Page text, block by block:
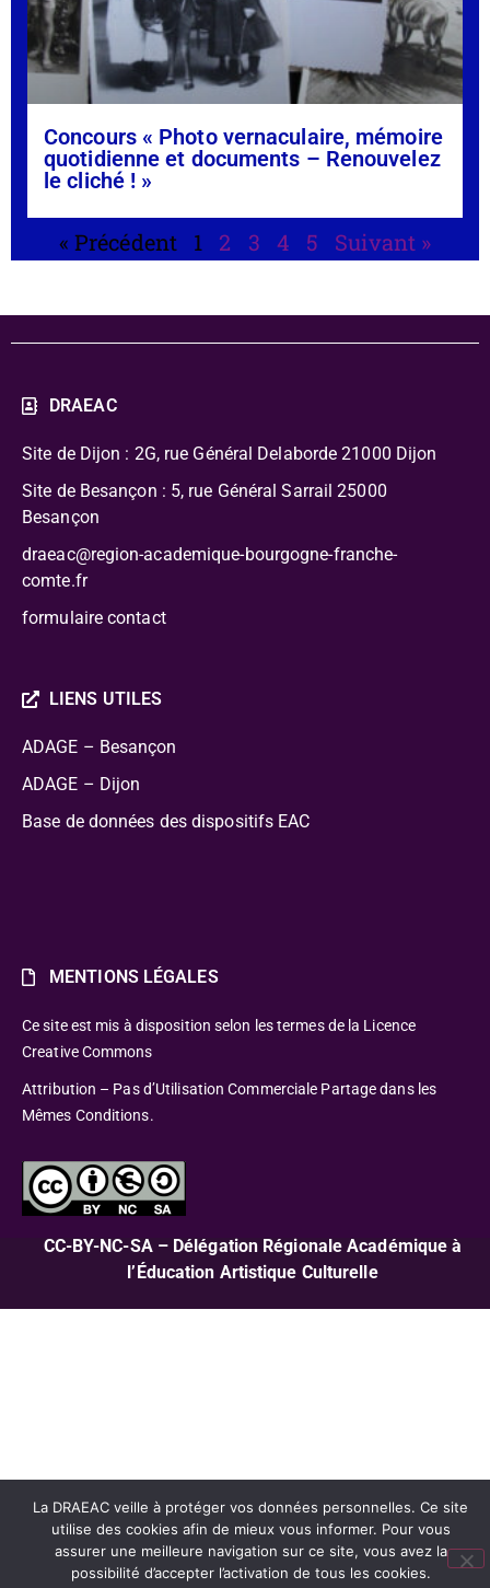
Concours « Photo vernaculaire, mémoire
quotidienne et documents – Renouvelez
le cliché ! »
« Précédent 1 2 3 4 5 Suivant »
DRAEAC
Site de Dijon : 2G, rue Général Delaborde 21000 Dijon
Site de Besançon : 5, rue Général Sarrail 25000
Besançon
draeac@region-academique-bourgogne-franche-
comte.fr
formulaire contact
LIENS UTILES
ADAGE – Besançon
ADAGE – Dijon
Base de données des dispositifs EAC
MENTIONS LÉGALES
Ce site est mis à disposition selon les termes de la Licence
Creative Commons
Attribution – Pas d’Utilisation Commerciale Partage dans les
Mêmes Conditions.
CC-BY-NC-SA – Délégation Régionale Académique à
l’Éducation Artistique Culturelle
La DRAEAC veille à protéger vos données personnelles. Ce site
utilise des cookies afin de mieux vous informer. Pour vous
assurer une meilleure navigation sur ce site, vous avez la
possibilité d’accepter l’activation de tous les cookies.